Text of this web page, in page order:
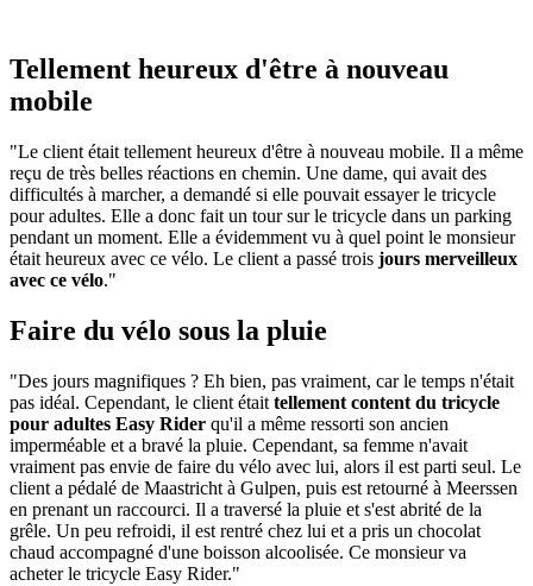
Tellement heureux d'être à nouveau
mobile
"Le client était tellement heureux d'être à nouveau mobile. Il a même
reçu de très belles réactions en chemin. Une dame, qui avait des
difficultés à marcher, a demandé si elle pouvait essayer le tricycle
pour adultes. Elle a donc fait un tour sur le tricycle dans un parking
pendant un moment. Elle a évidemment vu à quel point le monsieur
était heureux avec ce vélo. Le client a passé trois jours merveilleux
avec ce vélo."
Faire du vélo sous la pluie
"Des jours magnifiques ? Eh bien, pas vraiment, car le temps n'était
pas idéal. Cependant, le client était tellement content du tricycle
pour adultes Easy Rider qu'il a même ressorti son ancien
imperméable et a bravé la pluie. Cependant, sa femme n'avait
vraiment pas envie de faire du vélo avec lui, alors il est parti seul. Le
client a pédalé de Maastricht à Gulpen, puis est retourné à Meerssen
en prenant un raccourci. Il a traversé la pluie et s'est abrité de la
grêle. Un peu refroidi, il est rentré chez lui et a pris un chocolat
chaud accompagné d'une boisson alcoolisée. Ce monsieur va
acheter le tricycle Easy Rider."